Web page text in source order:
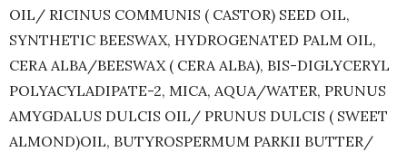
OIL/ RICINUS COMMUNIS ( CASTOR) SEED OIL,
SYNTHETIC BEESWAX, HYDROGENATED PALM OIL,
CERA ALBA/BEESWAX ( CERA ALBA), BIS-DIGLYCERYL
POLYACYLADIPATE-2, MICA, AQUA/WATER, PRUNUS
AMYGDALUS DULCIS OIL/ PRUNUS DULCIS ( SWEET
ALMOND)OIL, BUTYROSPERMUM PARKII BUTTER/